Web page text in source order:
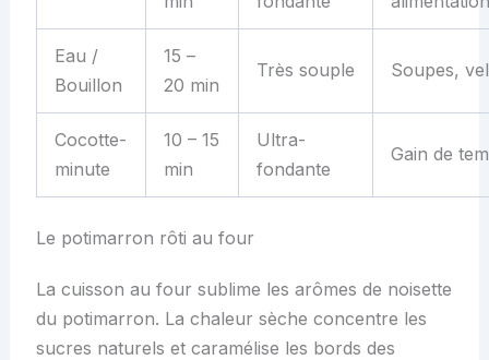
Eau /
Bouillon
15 –
20 min
Très souple Soupes,
Cocotte-
minute
10 – 15
min
Ultra-
fondante
Gain de
Le potimarron rôti au four
La cuisson au four sublime les arômes de noisette
du potimarron. La chaleur sèche concentre les
sucres naturels et caramélise les bords des